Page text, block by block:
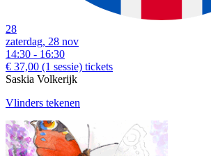
28
zaterdag, 28 nov
14:30 - 16:30
€ 37,00 (1 sessie) tickets
Saskia Volkerijk
Vlinders tekenen